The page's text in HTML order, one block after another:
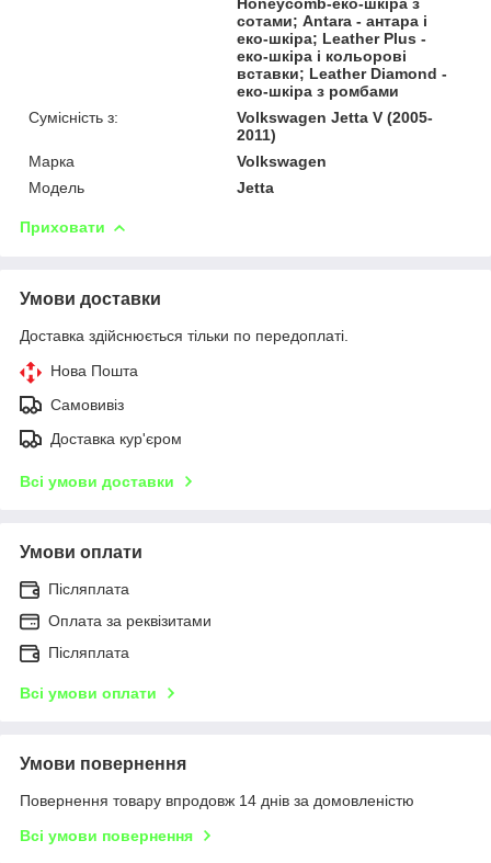
сотами; Antara - антара і
еко-шкіра; Leather Plus -
еко-шкіра і кольорові
вставки; Leather Diamond -
еко-шкіра з ромбами
Сумісність з:
Volkswagen Jetta V (2005-
2011)
Марка
Volkswagen
Модель
Jetta
Приховати
Умови доставки
Доставка здійснюється тільки по передоплаті.
Нова Пошта
Самовивіз
Доставка кур'єром
Всі умови доставки
Умови оплати
Післяплата
Оплата за реквізитами
Післяплата
Всі умови оплати
Умови повернення
Повернення товару впродовж 14 днів за домовленістю
Всі умови повернення